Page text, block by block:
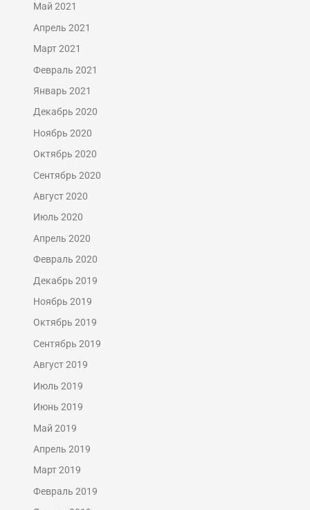
Май 2021
Апрель 2021
Март 2021
Февраль 2021
Январь 2021
Декабрь 2020
Ноябрь 2020
Октябрь 2020
Сентябрь 2020
Август 2020
Июль 2020
Апрель 2020
Февраль 2020
Декабрь 2019
Ноябрь 2019
Октябрь 2019
Сентябрь 2019
Август 2019
Июль 2019
Июнь 2019
Май 2019
Апрель 2019
Март 2019
Февраль 2019